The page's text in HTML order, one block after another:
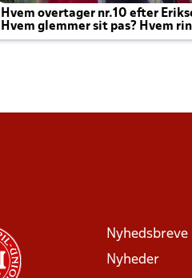
Hvem overtager nr.10 efter
Hvem glemmer sit pas? Hvem
Joachim altid til efter kampe?
Nyhedsbreve
Nyheder